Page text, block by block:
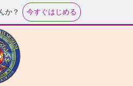
か？ 今すぐはじめる